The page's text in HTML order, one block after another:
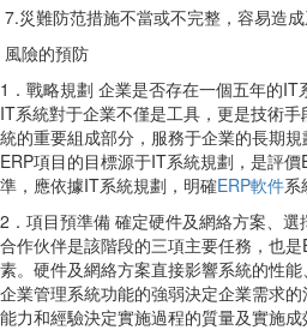
7.災難防范措施不當或不完整，容易造成
風險的預防
1．戰略規劃 企業是否存在一個五年的IT
IT系統對于企業不僅是工具，更是技術
統的重要組成部分，服務于企業的長期規
ERP項目的目標源于IT系統規劃，是評
準，應依據IT系統規劃，明確ERP軟件系
2．項目預準備 確定硬件及網絡方案、
合作伙伴是該階段的三項主要任務，也
素。硬件及網絡方案直接影響系統的性
企業管理系統功能的強弱決定企業需求
能力和經驗決定實施過程的質量及實施成